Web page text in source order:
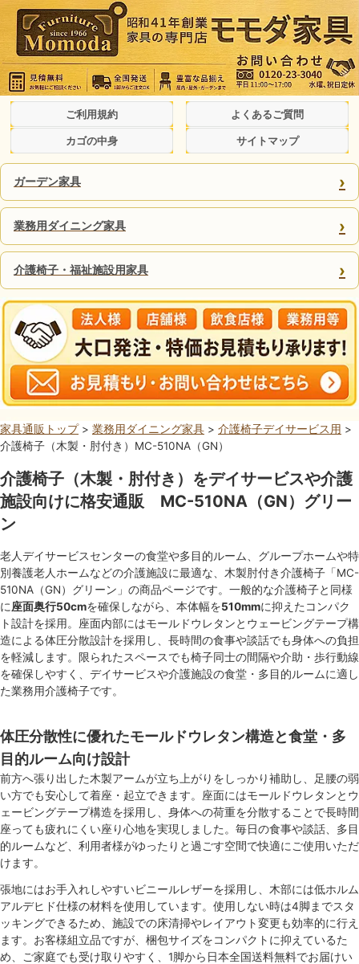
ご利用規約 よくあるご質問
カゴの中身 サイトマップ
ガーデン家具 ›
業務用ダイニング家具 ›
介護椅子・福祉施設用家具 ›
家具通販トップ> 業務用ダイニング家具 > 介護椅子デイサービス用 >
介護椅子（木製・肘付き）MC-510NA（GN）
介護椅子（木製・肘付き）をデイサービスや介護
施設向けに格安通販 MC-510NA（GN）グリー
ン
老人デイサービスセンターの食堂や多目的ルーム、グループホームや特
別養護老人ホームなどの介護施設に最適な、木製肘付き介護椅子「MC-
510NA（GN）グリーン」の商品ページです。一般的な介護椅子と同様
に座面奥行50cmを確保しながら、本体幅を510mmに抑えたコンパク
ト設計を採用。座面内部にはモールドウレタンとウェービングテープ構
造による体圧分散設計を採用し、長時間の食事や談話でも身体への負担
を軽減します。限られたスペースでも椅子同士の間隔や介助・歩行動線
を確保しやすく、デイサービスや介護施設の食堂・多目的ルームに適し
た業務用介護椅子です。
体圧分散性に優れたモールドウレタン構造と食堂・多
目的ルーム向け設計
前方へ張り出した木製アームが立ち上がりをしっかり補助し、足腰の弱
い方でも安心して着座・起立できます。座面にはモールドウレタンとウ
ェービングテープ構造を採用し、身体への荷重を分散することで長時間
座っても疲れにくい座り心地を実現しました。毎日の食事や談話、多目
的ルームなど、利用者様がゆったりと過ごす空間で快適にご使用いただ
けます。
張地にはお手入れしやすいビニールレザーを採用し、木部には低ホルム
アルデヒド仕様の材料を使用しています。使用しない時は4脚までスタ
ッキングできるため、施設での床清掃やレイアウト変更も効率的に行え
ます。お客様組立品ですが、梱包サイズをコンパクトに抑えているた
め、ご家庭でも受け取りやすく、1脚から日本全国送料無料でお届けい